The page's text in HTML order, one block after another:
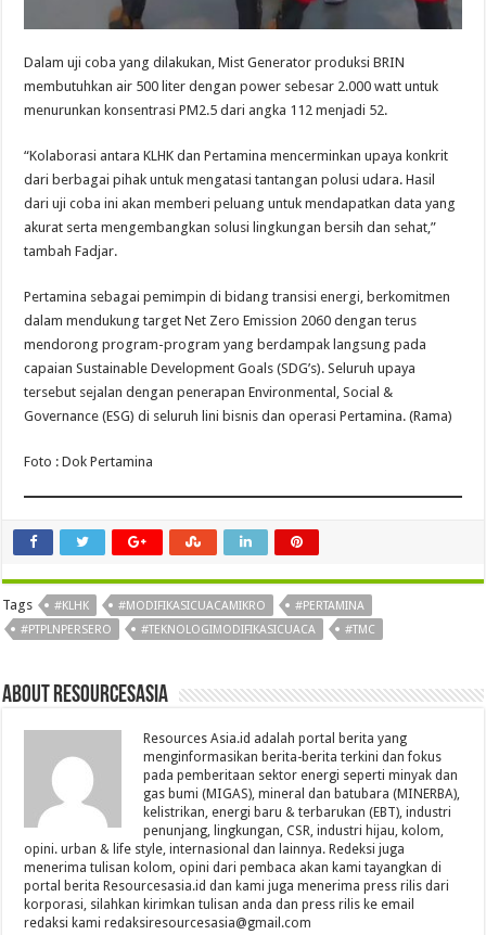
Dalam uji coba yang dilakukan, Mist Generator produksi BRIN
membutuhkan air 500 liter dengan power sebesar 2.000 watt untuk
menurunkan konsentrasi PM2.5 dari angka 112 menjadi 52.
“Kolaborasi antara KLHK dan Pertamina mencerminkan upaya konkrit
dari berbagai pihak untuk mengatasi tantangan polusi udara. Hasil
dari uji coba ini akan memberi peluang untuk mendapatkan data yang
akurat serta mengembangkan solusi lingkungan bersih dan sehat,”
tambah Fadjar.
Pertamina sebagai pemimpin di bidang transisi energi, berkomitmen
dalam mendukung target Net Zero Emission 2060 dengan terus
mendorong program-program yang berdampak langsung pada
capaian Sustainable Development Goals (SDG’s). Seluruh upaya
tersebut sejalan dengan penerapan Environmental, Social &
Governance (ESG) di seluruh lini bisnis dan operasi Pertamina. (Rama)
Foto : Dok Pertamina
Tags #KLHK #MODIFIKASICUACAMIKRO
#PERTAMINA
#PTPLNPERSERO
#TEKNOLOGIMODIFIKASICUACA #TMC
About Resourcesasia
Resources Asia.id adalah portal berita yang
menginformasikan berita-berita terkini dan fokus
pada pemberitaan sektor energi seperti minyak dan
gas bumi (MIGAS), mineral dan batubara (MINERBA),
kelistrikan, energi baru & terbarukan (EBT), industri
penunjang, lingkungan, CSR, industri hijau, kolom,
opini. urban & life style, internasional dan lainnya. Redeksi juga
menerima tulisan kolom, opini dari pembaca akan kami tayangkan di
portal berita Resourcesasia.id dan kami juga menerima press rilis dari
korporasi, silahkan kirimkan tulisan anda dan press rilis ke email
redaksi kami redaksiresourcesasia@gmail.com